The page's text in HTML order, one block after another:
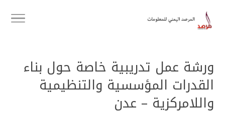
ورشة عمل تدريبية خاصة حول بناء
القدرات المؤسسية والتنظيمية
واللامركزية – عدن